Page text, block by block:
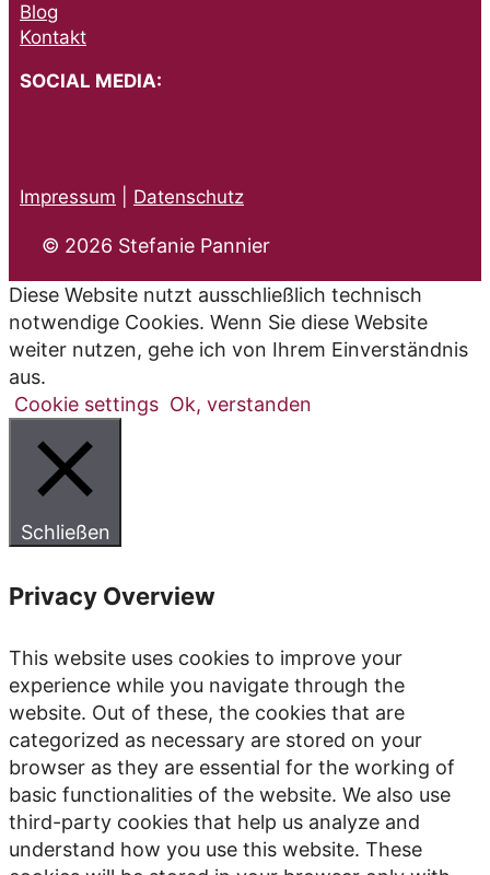
Blog
Kontakt
SOCIAL MEDIA:
Impressum Datenschutz
© 2026 Stefanie Pannier
Diese Website nutzt ausschließlich technisch
notwendige Cookies. Wenn Sie diese Website
weiter nutzen, gehe ich von Ihrem Einverständnis
aus.
Cookie settings Ok, verstanden
Schließen
Privacy Overview
This website uses cookies to improve your
experience while you navigate through the
website. Out of these, the cookies that are
categorized as necessary are stored on your
browser as they are essential for the working of
basic functionalities of the website. We also use
third-party cookies that help us analyze and
understand how you use this website. These